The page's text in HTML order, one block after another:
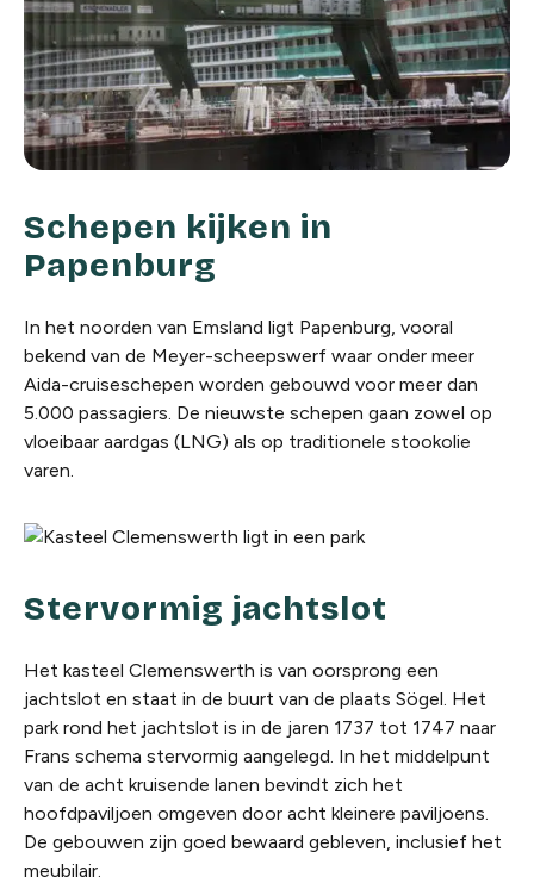
Schepen kijken in
Papenburg
In het noorden van Emsland ligt Papenburg, vooral
bekend van de Meyer-scheepswerf waar onder meer
Aida-cruiseschepen worden gebouwd voor meer dan
5.000 passagiers. De nieuwste schepen gaan zowel op
vloeibaar aardgas (LNG) als op traditionele stookolie
varen.
Stervormig jachtslot
Het kasteel Clemenswerth is van oorsprong een
jachtslot en staat in de buurt van de plaats Sögel. Het
park rond het jachtslot is in de jaren 1737 tot 1747 naar
Frans schema stervormig aangelegd. In het middelpunt
van de acht kruisende lanen bevindt zich het
hoofdpaviljoen omgeven door acht kleinere paviljoens.
De gebouwen zijn goed bewaard gebleven, inclusief het
meubilair.